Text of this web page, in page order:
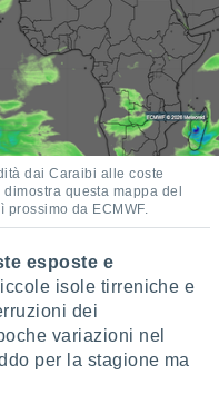
dai Caraibi alle coste
questa mappa del
da ECMWF.
esposte e
isole tirreniche e
dei
variazioni nel
per la stagione ma